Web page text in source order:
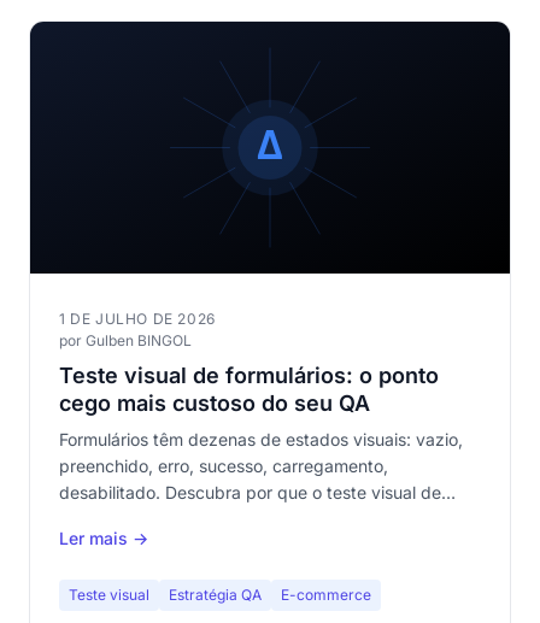
1 DE JULHO DE 2026
por Gulben BINGOL
Teste visual de formulários: o ponto
cego mais custoso do seu QA
Formulários têm dezenas de estados visuais: vazio,
preenchido, erro, sucesso, carregamento,
desabilitado. Descubra por que o teste visual de
impacto em toda sua estratégia QA.
Ler mais →
Teste visual Estratégia QA E-commerce